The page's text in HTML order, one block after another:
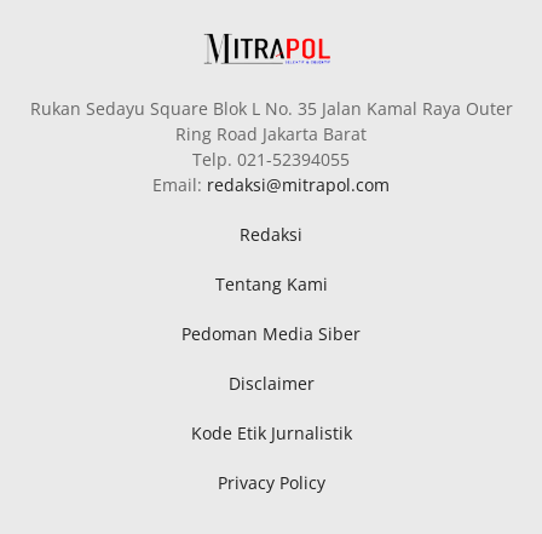
Rukan Sedayu Square Blok L No. 35 Jalan Kamal Raya Outer
Ring Road Jakarta Barat
Telp. 021-52394055
Email: redaksi@mitrapol.com
Redaksi
Tentang Kami
Pedoman Media Siber
Disclaimer
Kode Etik Jurnalistik
Privacy Policy